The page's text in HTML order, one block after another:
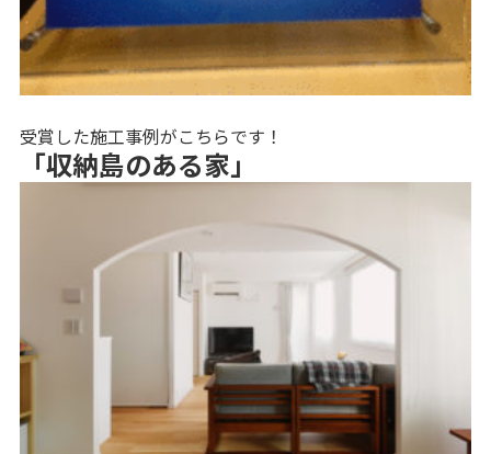
受賞した施工事例がこちらです！
「収納島のある家」